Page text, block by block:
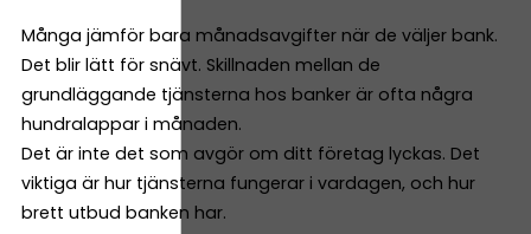
Många jämför bara månadsavgifter när de väljer bank.
Det blir lätt för snävt. Skillnaden mellan de
grundläggande tjänsterna hos banker är ofta några
hundralappar i månaden.
Det är inte det som avgör om ditt företag lyckas. Det
viktiga är hur tjänsterna fungerar i vardagen, och hur
brett utbud banken har.